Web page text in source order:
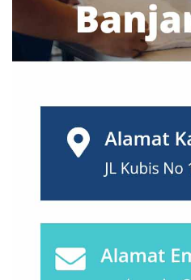
Medan
Mojokerto
Padang
Pasuruan